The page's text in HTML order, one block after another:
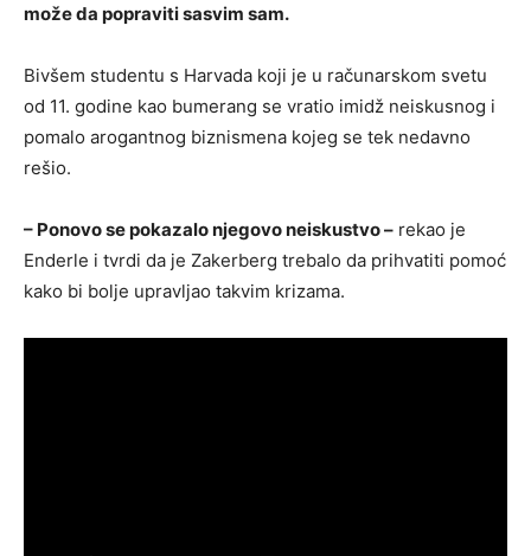
može da popraviti sasvim sam.
Bivšem studentu s Harvada koji je u računarskom svetu
od 11. godine kao bumerang se vratio imidž neiskusnog i
pomalo arogantnog biznismena kojeg se tek nedavno
rešio.
– Ponovo se pokazalo njegovo neiskustvo – rekao je
Enderle i tvrdi da je Zakerberg trebalo da prihvatiti pomoć
kako bi bolje upravljao takvim krizama.